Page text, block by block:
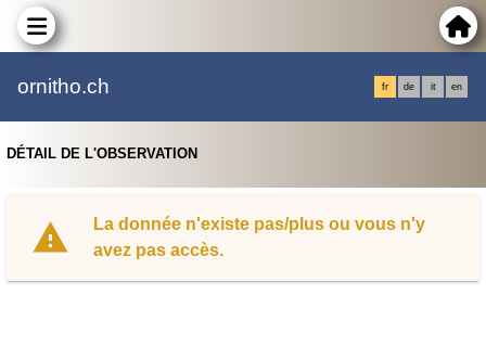
ornitho.ch fr de it en
DÉTAIL DE L'OBSERVATION
La donnée n'existe pas/plus ou vous n'y
avez pas accès.